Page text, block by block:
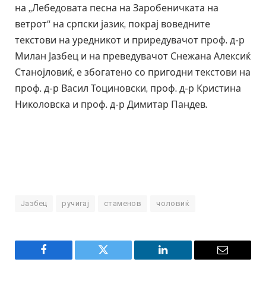
на „Лебедовата песна на Заробеничката на
ветрот“ на српски јазик, покрај воведните
текстови на уредникот и приредувачот проф. д-р
Милан Јазбец и на преведувачот Снежана Алексиќ
Станојловиќ, е збогатено со пригодни текстови на
проф. д-р Васил Тоциновски, проф. д-р Кристина
Николовска и проф. д-р Димитар Пандев.
Јазбец ручигај стаменов чоловиќ
Facebook Twitter LinkedIn Email